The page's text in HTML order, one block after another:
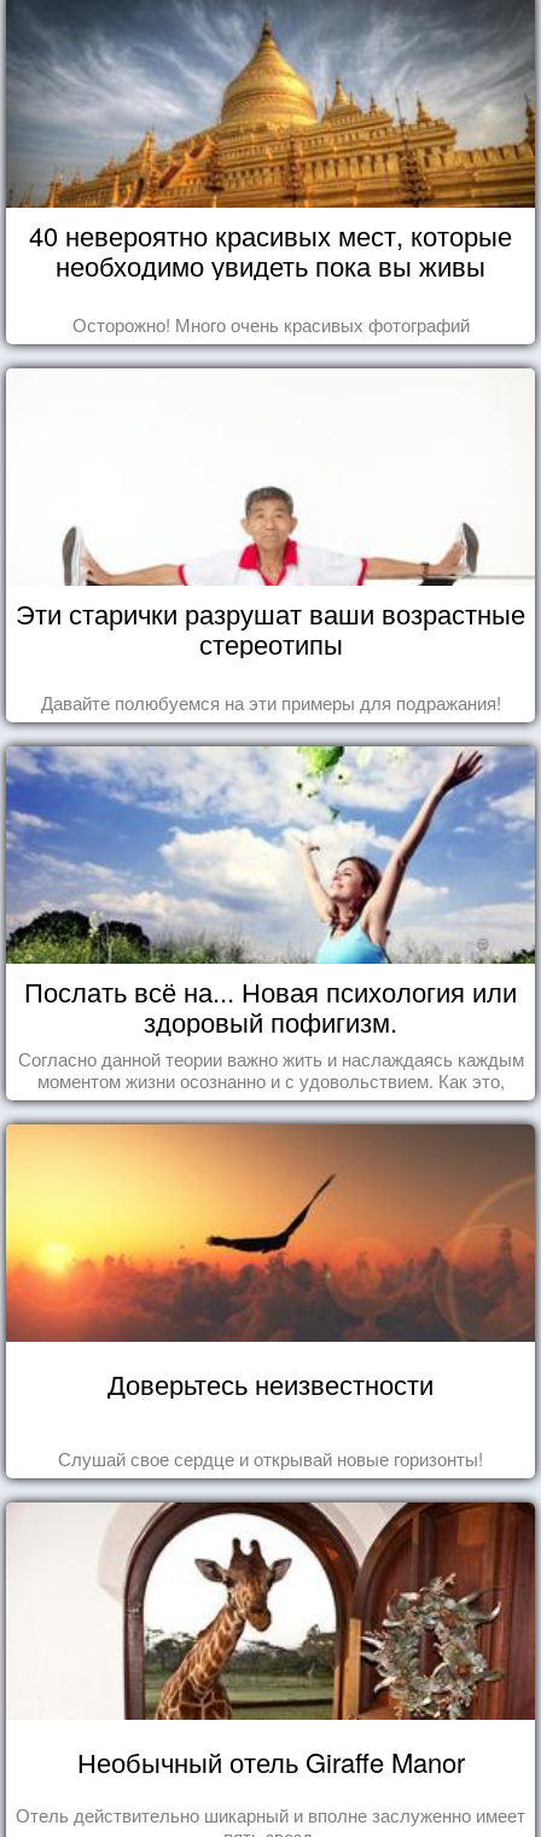
40 невероятно красивых мест, которые
необходимо увидеть пока вы живы
Осторожно! Много очень красивых фотографий
Эти старички разрушат ваши возрастные
стереотипы
Давайте полюбуемся на эти примеры для подражания!
Послать всё на... Новая психология или
здоровый пофигизм.
Согласно данной теории важно жить и наслаждаясь каждым
моментом жизни осознанно и с удовольствием. Как это,
попробуем разобраться на реальных примерах.
Доверьтесь неизвестности
Слушай свое сердце и открывай новые горизонты!
Необычный отель Giraffe Manor
Отель действительно шикарный и вполне заслуженно имеет